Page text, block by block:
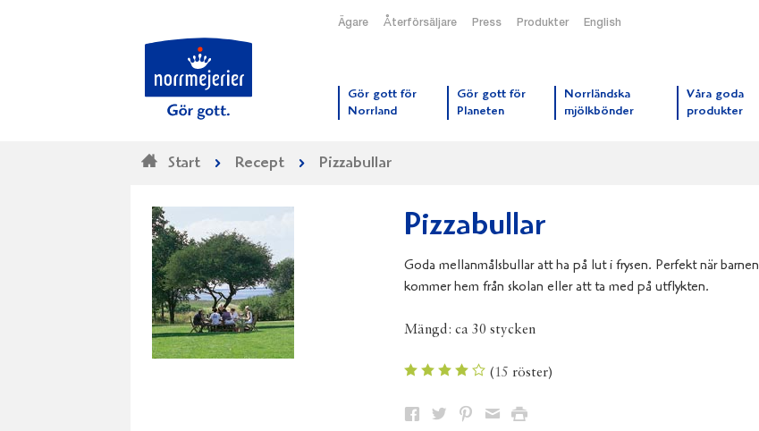
Ägare Återförsäljare Press Produkter English
Gör gott för
Norrland
Gör gott för
Planeten
Norrländska
mjölkbönder
Våra goda
produkter
Start Recept Pizzabullar
Pizzabullar
Goda mellanmålsbullar att ha på lut i frysen. Perfekt när barnen
kommer hem från skolan eller att ta med på utflykten.
Mängd:ca 30 stycken
(15 röster)
Dela Dela Dela DelaSkriv